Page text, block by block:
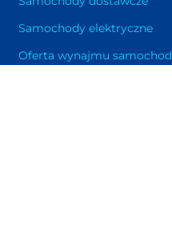
Samochody elektryczne
Oferta wynajmu